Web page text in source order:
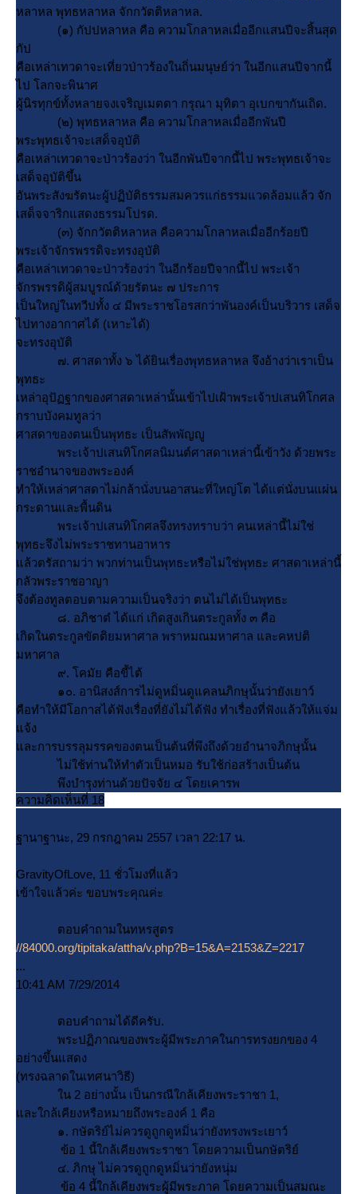
หลาหล พุทธหลาหล จักกวัตติหลาหล.
(๑) กัปปหลาหล คือ ความโกลาหลเมื่ออีกแสนปีจะสิ้นสุด
กัป
คือเหล่าเทวดาจะเที่ยวป่าวร้องในถิ่นมนุษย์ว่า ในอีกแสนปีจากนี้
ไป โลกจะพินาศ
ผู้นิรทุกข์ทั้งหลายจงเจริญเมตตา กรุณา มุทิตา อุเบกขากันเถิด.
(๒) พุทธหลาหล คือ ความโกลาหลเมื่ออีกพันปี
พระพุทธเจ้าจะเสด็จอุบัติ
คือเหล่าเทวดาจะป่าวร้องว่า ในอีกพันปีจากนี้ไป พระพุทธเจ้าจะ
เสด็จอุบัติขึ้น
อันพระสังฆรัตนะผู้ปฏิบัติธรรมสมควรแก่ธรรมแวดล้อมแล้ว จัก
เสด็จจาริกแสดงธรรมโปรด.
(๓) จักกวัตติหลาหล คือความโกลาหลเมื่ออีกร้อยปี
พระเจ้าจักรพรรดิจะทรงอุบัติ
คือเหล่าเทวดาจะป่าวร้องว่า ในอีกร้อยปีจากนี้ไป พระเจ้า
จักรพรรดิผู้สมบูรณ์ด้วยรัตนะ ๗ ประการ
เป็นใหญ่ในทวีปทั้ง ๔ มีพระราชโอรสกว่าพันองค์เป็นบริวาร เสด็จ
ไปทางอากาศได้ (เหาะได้)
จะทรงอุบัติ
๗. ศาสดาทั้ง ๖ ได้ยินเรื่องพุทธหลาหล จึงอ้างว่าเราเป็น
พุทธะ
เหล่าอุปัฏฐากของศาสดาเหล่านั้นเข้าไปเฝ้าพระเจ้าปเสนทิโกศล
กราบบังคมทูลว่า
ศาสดาของตนเป็นพุทธะ เป็นสัพพัญญู
พระเจ้าปเสนทิโกศลนิมนต์ศาสดาเหล่านี้เข้าวัง ด้วยพระ
ราชอำนาจของพระองค์
ทำให้เหล่าศาสดาไม่กล้านั่งบนอาสนะที่ใหญ่โต ได้แต่นั่งบนแผ่น
กระดานและพื้นดิน
พระเจ้าปเสนทิโกศลจึงทรงทราบว่า คนเหล่านี้ไม่ใช่
พุทธะจึงไม่พระราชทานอาหาร
ล้วตรัสถามว่า พวกท่านเป็นพุทธะหรือไม่ใช่พุทธะ ศาสดาเหล่านี้
กลัวพระราชอาญา
จึงต้องทูลตอบตามความเป็นจริงว่า ตนไม่ได้เป็นพุทธะ
๘. อภิชาตํ ได้แก่ เกิดสูงเกินตระกูลทั้ง ๓ คือ
เกิดในตระกูลขัตติยมหาศาล พราหมณมหาศาล และคหปติ
มหาศาล
๙. โคมัย คือขี้ไต้
๑๐. อานิสงส์การไม่ดูหมิ่นดูแคลนภิกษุนั้นว่ายังเยาว์
คือทำให้มีโอกาสได้ฟังเรื่องที่ยังไม่ได้ฟัง ทำเรื่องที่ฟังแล้วให้แจ่ม
จ้ง
ละการบรรลุมรรคของตนเป็นต้นที่พึงถึงด้วยอำนาจภิกษุนั้น
ไม่ใช้ท่านให้ทำตัวเป็นหมอ รับใช้ก่อสร้างเป็นต้น
พึงบำรุงท่านด้วยปัจจัย ๔ โดยเคารพ
ความคิดเห็นที่ 18
ฐานาฐานะ, 29 กรกฎาคม 2557 เวลา 22:17 น.
GravityOfLove, 11 ชั่วโมงที่แล้ว
เข้าใจแล้วค่ะ ขอบพระคุณค่ะ
ตอบคำถามในทหรสูตร
//84000.org/tipitaka/attha/v.php?B=15&A=2153&Z=2217
...
10:41 AM 7/29/2014
ตอบคำถามได้ดีครับ.
พระปฏิภาณของพระผู้มีพระภาคในการทรงยกของ 4
อย่างขึ้นแสดง
(ทรงฉลาดในเทศนาวิธี)
น 2 อย่างนั้น เป็นกรณีใกล้เคียงพระราชา 1,
ละใกล้เคียงหรือหมายถึงพระองค์ 1 คือ
๑. กษัตริย์ไม่ควรดูถูกดูหมิ่นว่ายังทรงพระเยาว์
ข้อ 1 นี้ใกล้เคียงพระราชา โดยความเป็นกษัตริย์
๔. ภิกษุ ไม่ควรดูถูกดูหมิ่นว่ายังหนุ่ม
ข้อ 4 นี้ใกล้เคียงพระผู้มีพระภาค โดยความเป็นสมณะ